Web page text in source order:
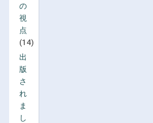
の
視
点
(14)
出
版
さ
れ
ま
し